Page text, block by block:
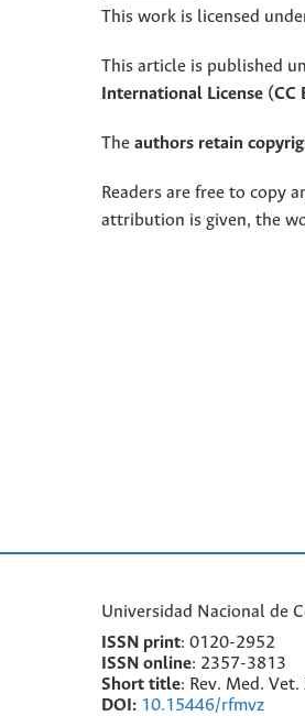
This work is licensed
This article is published
International License (CC
The authors retain
Readers are free to copy
attribution is given, the
Universidad Nacional de
ISSN print: 0120-2952
SSN online: 2357-3813
Short title: Rev. Med. Vet.
DOI: 10.15446/rfmvz